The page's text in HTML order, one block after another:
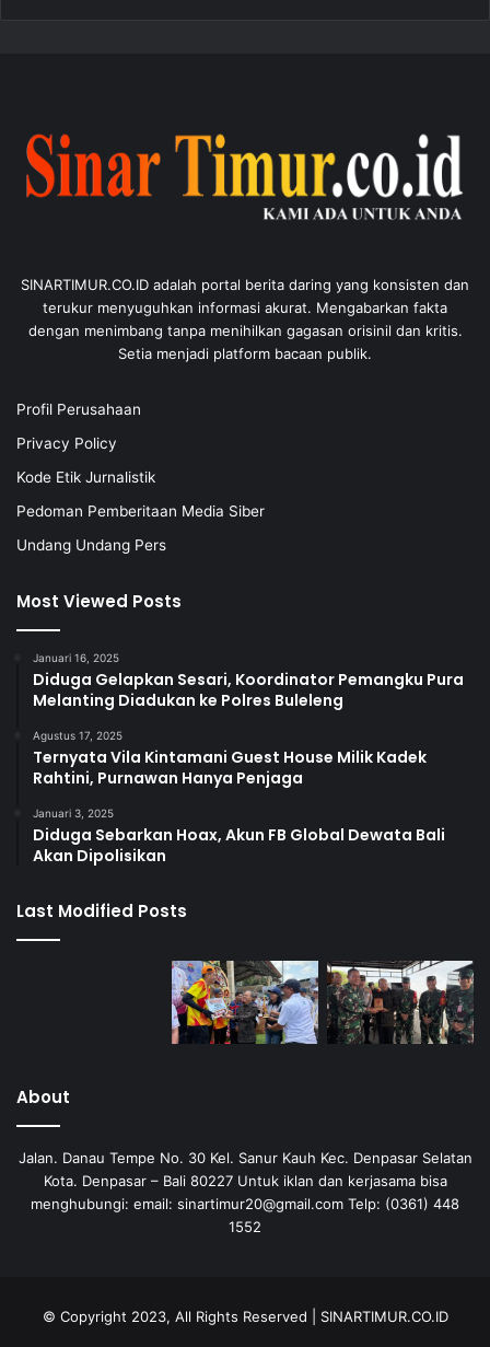
SINARTIMUR.CO.ID adalah portal berita daring yang konsisten dan
terukur menyuguhkan informasi akurat. Mengabarkan fakta
dengan menimbang tanpa menihilkan gagasan orisinil dan kritis.
Setia menjadi platform bacaan publik.
Profil Perusahaan
Privacy Policy
Kode Etik Jurnalistik
Pedoman Pemberitaan Media Siber
Undang Undang Pers
Most Viewed Posts
Januari 16, 2025
Diduga Gelapkan Sesari, Koordinator Pemangku Pura
Melanting Diadukan ke Polres Buleleng
Agustus 17, 2025
Ternyata Vila Kintamani Guest House Milik Kadek
Rahtini, Purnawan Hanya Penjaga
Januari 3, 2025
Diduga Sebarkan Hoax, Akun FB Global Dewata Bali
Akan Dipolisikan
Last Modified Posts
About
Jalan. Danau Tempe No. 30 Kel. Sanur Kauh Kec. Denpasar Selatan
Kota. Denpasar – Bali 80227 Untuk iklan dan kerjasama bisa
menghubungi: email: sinartimur20@gmail.com Telp: (0361) 448
1552
© Copyright 2023, All Rights Reserved | SINARTIMUR.CO.ID